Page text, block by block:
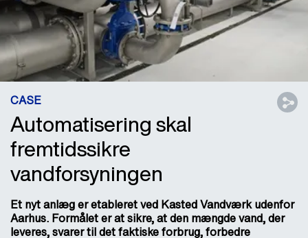
CASE
Automatisering skal
fremtidssikre
vandforsyningen
Et nyt anlæg er etableret ved Kasted Vandværk udenfor
Aarhus. Formålet er at sikre, at den mængde vand, der
leveres, svarer til det faktiske forbrug, forbedre